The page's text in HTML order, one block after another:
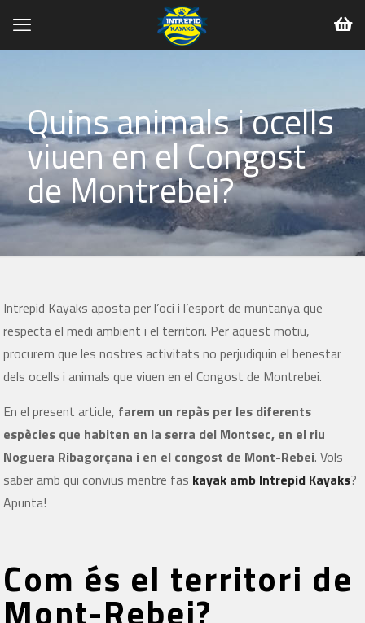
Quins animals i ocells
viuen en el Congost
de Montrebei?
Intrepid Kayaks aposta per l’oci i l’esport de muntanya que
respecta el medi ambient i el territori. Per aquest motiu,
procurem que les nostres activitats no perjudiquin el benestar
dels ocells i animals que viuen en el Congost de Montrebei.
En el present article, farem un repàs per les diferents
espècies que habiten en la serra del Montsec, en el riu
Noguera Ribagorçana i en el congost de Mont-Rebei. Vols
saber amb qui convius mentre fas kayak amb Intrepid Kayaks?
Apunta!
Com és el territori de
Mont-Rebei?